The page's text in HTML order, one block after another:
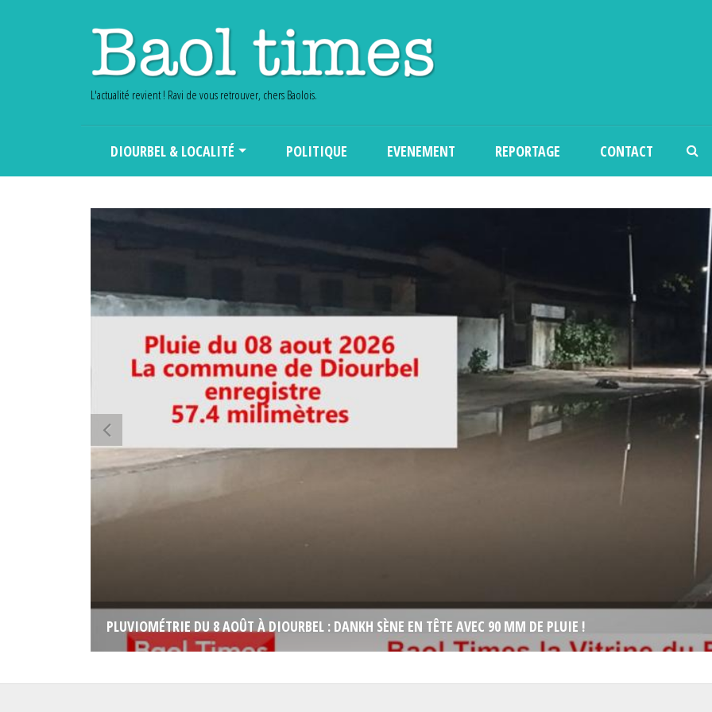
L'actualité revient ! Ravi de vous retrouver, chers Baolois.
DIOURBEL & LOCALITÉ POLITIQUE EVENEMENT REPORTAGE CONTACT
PLUVIOMÉTRIE DU 8 AOÛT À DIOURBEL : DANKH SÈNE EN TÊTE AVEC 90 MM DE PLUIE !